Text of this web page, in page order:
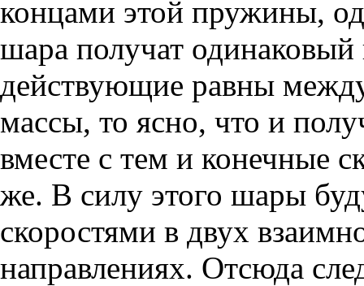
концами этой пружины,
шара получат
действующие равны
массы, то ясно, что и
вместе с тем и конечные
же. В силу этого шары
скоростями в двух
направлениях. Отсюда